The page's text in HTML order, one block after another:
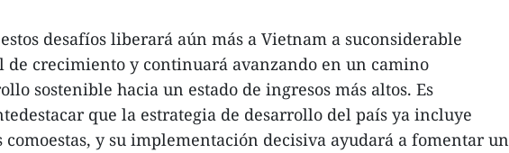
desafíos liberará aún más a Vietnam a suconsiderable
de crecimiento y continuará avanzando en un camino
sostenible hacia un estado de ingresos más altos. Es
que la estrategia de desarrollo del país ya incluye
comoestas, y su implementación decisiva ayudará a fomentar un